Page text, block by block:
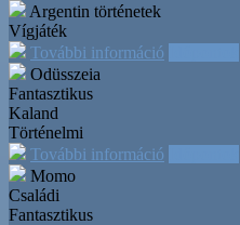
Argentin történetek
Vígjáték
További információ
Odüsszeia
Fantasztikus
Kaland
Történelmi
További információ
Momo
Családi
Fantasztikus